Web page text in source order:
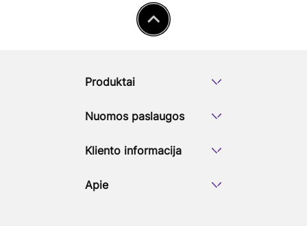
Produktai
Nuomos paslaugos
Kliento informacija
Apie